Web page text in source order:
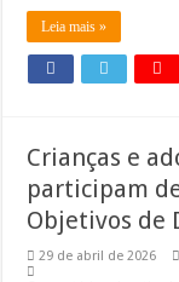
Leia mais »
Crianças e
participam
Objetivos de
29 de abril de 2026